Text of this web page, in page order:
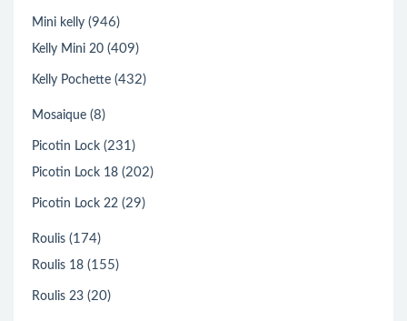
Mini kelly (946)
Kelly Mini 20 (409)
Kelly Pochette (432)
Mosaique (8)
Picotin Lock (231)
Picotin Lock 18 (202)
Picotin Lock 22 (29)
Roulis (174)
Roulis 18 (155)
Roulis 23 (20)